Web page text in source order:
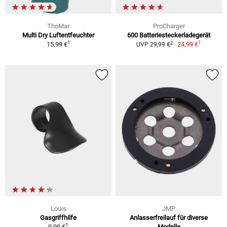
ThoMar
Multi Dry Luftentfeuchter
15,99 €1
ProCharger
600 Batteriesteckerladegerät
UVP 29,99 €2 24,99 €1
Louis
Gasgriffhilfe
1
JMP
Anlasserfreilauf für diverse